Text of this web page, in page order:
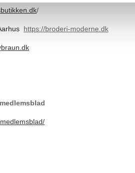
/
https://broderi-moderne.dk